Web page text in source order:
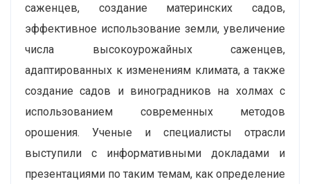
саженцев, создание материнских садов,
эффективное использование земли, увеличение
числа высокоурожайных саженцев,
адаптированных к изменениям климата, а также
создание садов и виноградников на холмах с
использованием современных методов
орошения. Ученые и специалисты отрасли
выступили с информативными докладами и
презентациями по таким темам, как определение